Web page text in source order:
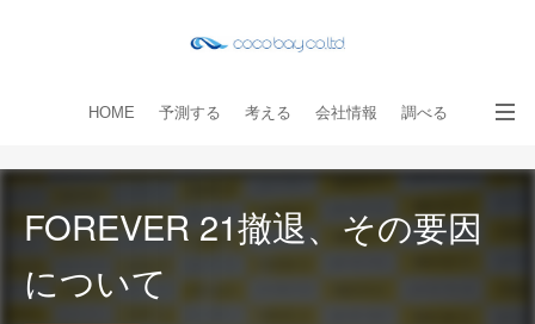
HOME 予測する 考える 会社情報 調べる
教える 読み物 出版物 手伝う お問い合わせ
FOREVER 21撤退、その要因
について